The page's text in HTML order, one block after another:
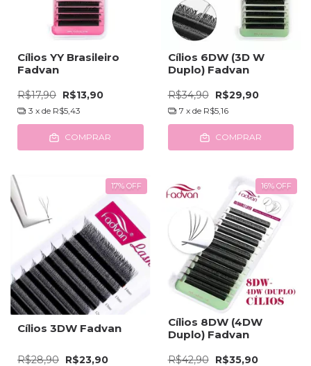
Cílios YY Brasileiro
Fadvan
R$17,90 R$13,90
3 x de R$5,43
COMPRAR
Cílios 6DW (3D W
Duplo) Fadvan
R$34,90 R$29,90
7 x de R$5,16
COMPRAR
17% OFF
Cílios 3DW Fadvan
R$28,90 R$23,90
16% OFF
Cílios 8DW (4DW
Duplo) Fadvan
R$42,90 R$35,90